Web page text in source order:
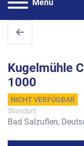
Menü
Kugelmühle
1000
NICHT VERFÜGBAR
Standort:
Bad Salzuflen,